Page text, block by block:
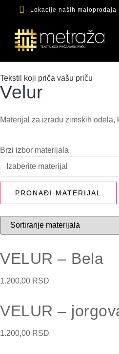
Lokacije naših maloprodaja
Tekstil koji priča vašu priču
Velur
Materijal za izradu zimskih odela,
Brzi izbor materijala
Izaberite materijal
PRONAĐI MATERIJAL
VELUR – Bela
1.200,00 RSD
VELUR –
1.200,00 RSD